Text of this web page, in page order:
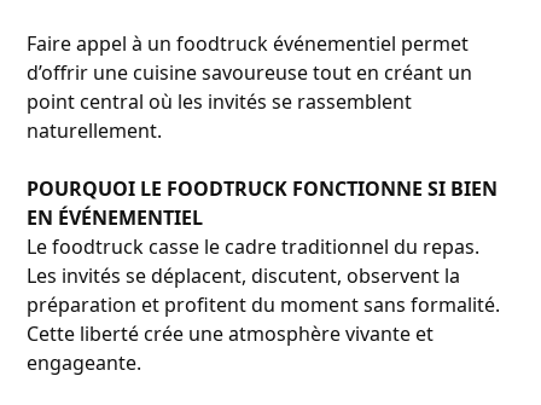
Faire appel à un foodtruck événementiel permet
d’offrir une cuisine savoureuse tout en créant un
point central où les invités se rassemblent
naturellement.
POURQUOI LE FOODTRUCK FONCTIONNE SI BIEN
EN ÉVÉNEMENTIEL
Le foodtruck casse le cadre traditionnel du repas.
Les invités se déplacent, discutent, observent la
préparation et profitent du moment sans formalité.
Cette liberté crée une atmosphère vivante et
engageante.